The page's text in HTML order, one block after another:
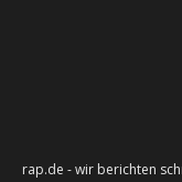
rap.de - wir berichten